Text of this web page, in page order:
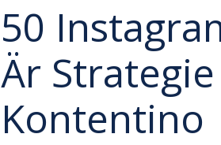
50
Är
Kontentino